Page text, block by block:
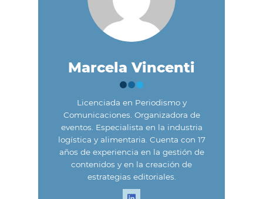
Marcela Vincenti
Licenciada en Periodismo y
Comunicaciones. Organizadora de
eventos. Especialista en la industria
logística y alimentaria. Cuenta con 17
años de experiencia en la gestión de
contenidos y en la creación de
estrategias editoriales.